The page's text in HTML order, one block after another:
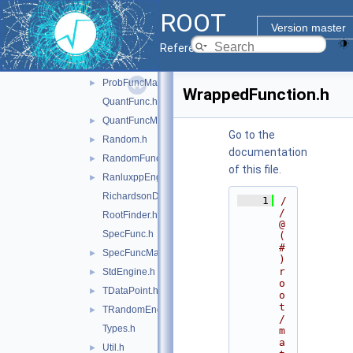
ROOT
Version master
Reference Guide
► ParamFunctor.h
PdfFunc.h
► PdfFuncMathCore.h
ProbFunc.h
►
ProbFuncMathCore.h
QuantFunc.h
► QuantFuncMathCore.h
► Random.h
► RandomFunctions.h
►
RanluxppEngine.h
RichardsonDerivator.h
RootFinder.h
SpecFunc.h
► SpecFuncMathCore.h
► StdEngine.h
► TDataPoint.h
►
TRandomEngine.h
Types.h
►
Util.h
WrappedFunction.h
Go to the
documentation
of this file.
    1
/
/
@
(
#
)
r
o
o
t
/
m
a